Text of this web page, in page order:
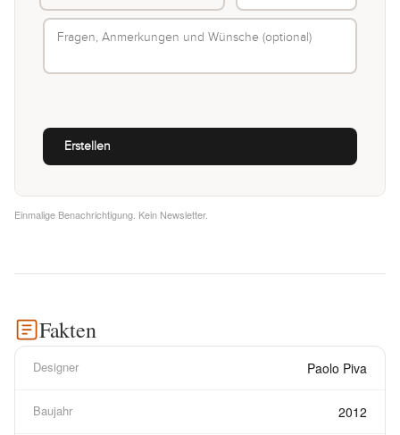
Einmalige Benachrichtigung. Kein Newsletter.
Fakten
Designer Paolo Piva
Baujahr 2012